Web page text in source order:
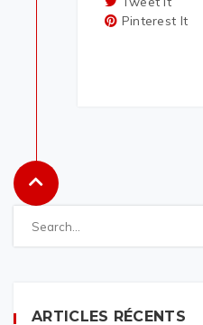
Pinterest It
ARTICLES RÉCENTS